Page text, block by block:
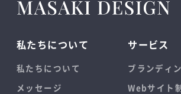
私たちについて
私たちについて
メッセージ
サービス
ブランディ
Webサイト